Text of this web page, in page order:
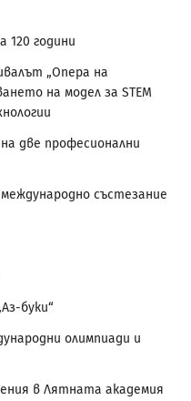
120 години
„Опера на
на модел за STEM
две професионални
състезание
буки“
олимпиади и
в Лятната академия